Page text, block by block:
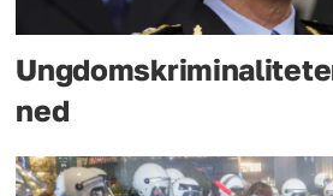
ned